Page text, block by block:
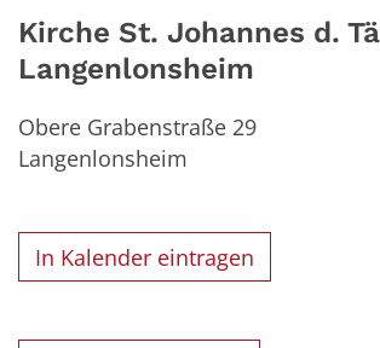
Kirche St. Johannes d.
Langenlonsheim
Obere Grabenstraße 29
Langenlonsheim
In Kalender eintragen